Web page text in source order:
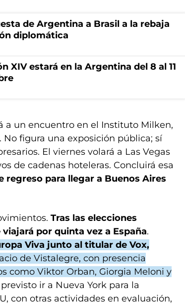
de Argentina a Brasil a la rebaja
diplomática
XIV estará en la Argentina del 8 al 11
a un encuentro en el Instituto Milken,
figura una exposición pública; sí
El viernes volará a Las Vegas
de cadenas hoteleras. Concluirá esa
regreso para llegar a Buenos Aires
Tras las elecciones
por quinta vez a España.
Viva junto al titular de Vox,
de Vistalegre, con presencia
como Viktor Orban, Giorgia Meloni y
ir a Nueva York para la
con otras actividades en evaluación,